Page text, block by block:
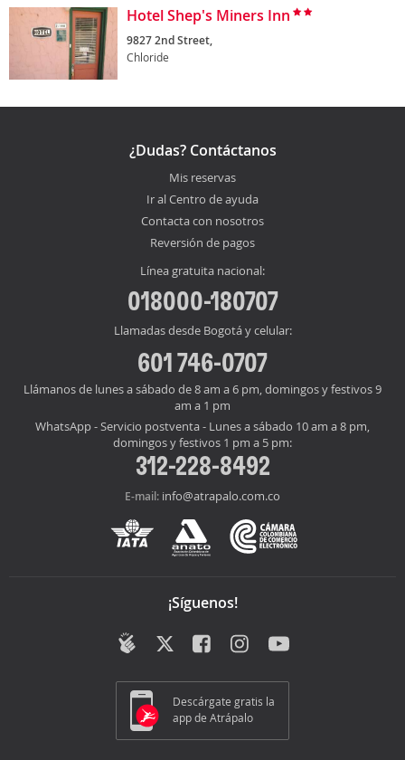
Hotel Shep's Miners Inn
9827 2nd Street,
Chloride
¿Dudas? Contáctanos
Mis reservas
Ir al Centro de ayuda
Contacta con nosotros
Reversión de pagos
Línea gratuita nacional:
018000-180707
Llamadas desde Bogotá y celular:
601 746-0707
Llámanos de lunes a sábado de 8 am a 6 pm, domingos y festivos 9
am a 1 pm
WhatsApp - Servicio postventa - Lunes a sábado 10 am a 8 pm,
domingos y festivos 1 pm a 5 pm:
312-228-8492
E-mail: info@atrapalo.com.co
¡Síguenos!
Descárgate gratis la
app de Atrápalo